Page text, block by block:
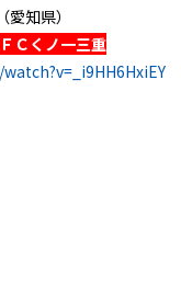
知県）
Ｃくノ一三重